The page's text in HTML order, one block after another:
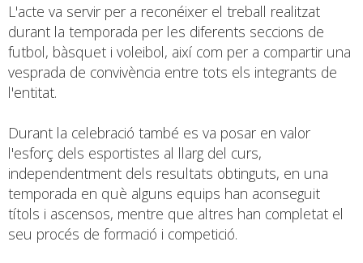
L'acte va servir per a reconéixer el treball realitzat
durant la temporada per les diferents seccions de
futbol, bàsquet i voleibol, així com per a compartir una
vesprada de convivència entre tots els integrants de
l'entitat.
Durant la celebració també es va posar en valor
l'esforç dels esportistes al llarg del curs,
independentment dels resultats obtinguts, en una
temporada en què alguns equips han aconseguit
títols i ascensos, mentre que altres han completat el
seu procés de formació i competició.